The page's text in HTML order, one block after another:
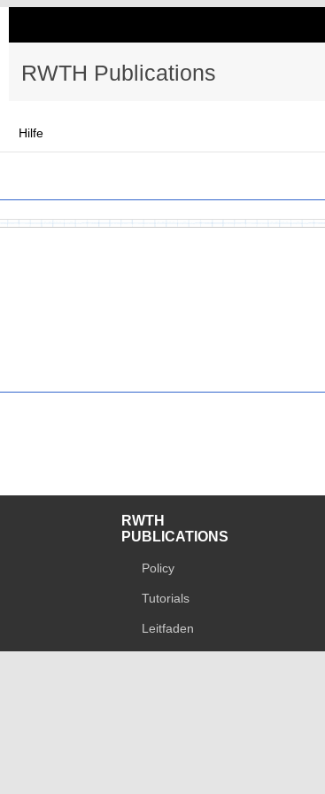
RWTH Publications
Hilfe
RWTH
PUBLICATIONS
Policy
Tutorials
Leitfaden